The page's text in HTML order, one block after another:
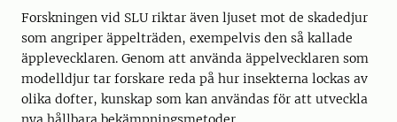
Forskningen vid SLU riktar även ljuset mot de skadedjur
som angriper äppelträden, exempelvis den så kallade
äpplevecklaren. Genom att använda äppelvecklaren som
modelldjur tar forskare reda på hur insekterna lockas av
olika dofter, kunskap som kan användas för att utveckla